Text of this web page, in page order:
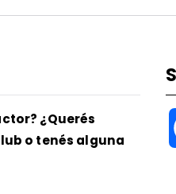
¿Querés
o tenés alguna